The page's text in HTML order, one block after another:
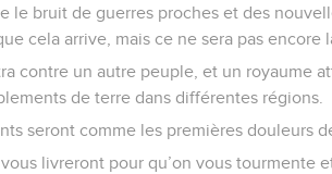
le bruit de guerres proches et des
cela arrive, mais ce ne sera pas encore
contre un autre peuple, et un royaume
de terre dans différentes régions.
seront comme les premières douleurs
livreront pour qu’on vous tourmente